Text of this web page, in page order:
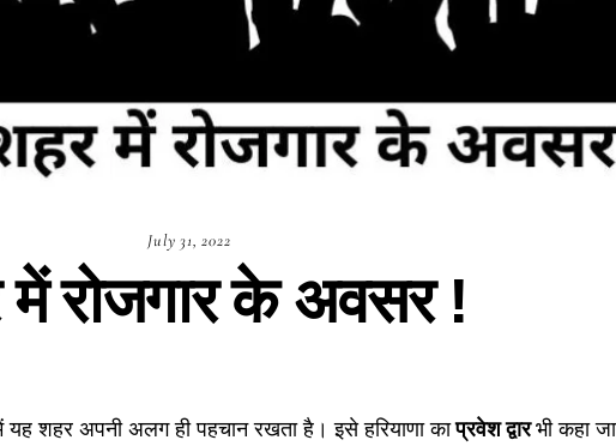
July 31, 2022
में रोजगार के अवसर !
शहर अपनी अलग ही पहचान रखता है। इसे हरियाणा काप्रवेश द्वारभी कहा